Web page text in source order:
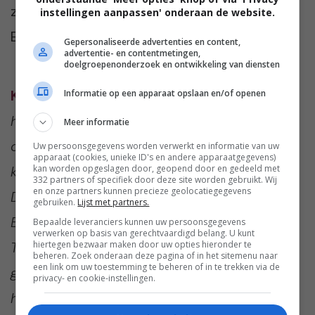
zaak vertegenwoordigd door mr. B. Eblé van
Eblé Advocaten uit Haarlem.
Karin van Leeuwen(44 jaar) schrijft vanuit
haar eigen bedrijf De Gooise Pen en is
drukker dan ooit. Heeft twintig jaar voor
kranten gewerkt en schrijft blogs voor
Damespraatjes. Ze woont samen met Robert
Brekelmans en hun twee boenders Bob en
Tom in ’t Gooi. Naast schrijven is lezen een
grote hobby. De andere passie is sporten;
heel wat uurtjes brengt zij door in de
instellingen aanpassen' onderaan de website.
Gepersonaliseerde advertenties en content,
advertentie- en contentmetingen,
doelgroepenonderzoek en ontwikkeling van diensten
Informatie op een apparaat opslaan en/of openen
Meer informatie
Uw persoonsgegevens worden verwerkt en informatie van uw
apparaat (cookies, unieke ID's en andere apparaatgegevens)
kan worden opgeslagen door, geopend door en gedeeld met
332 partners of specifiek door deze site worden gebruikt. Wij
en onze partners kunnen precieze geolocatiegegevens
gebruiken. Lijst met partners.
Bepaalde leveranciers kunnen uw persoonsgegevens
verwerken op basis van gerechtvaardigd belang. U kunt
hiertegen bezwaar maken door uw opties hieronder te
beheren. Zoek onderaan deze pagina of in het sitemenu naar
een link om uw toestemming te beheren of in te trekken via de
privacy- en cookie-instellingen.